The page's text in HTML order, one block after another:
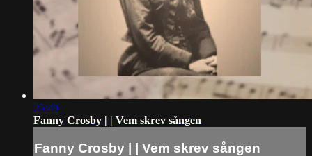
25:49
Fanny Crosby | | Vem skrev sången
Fanny Crosby | | Vem skrev sången